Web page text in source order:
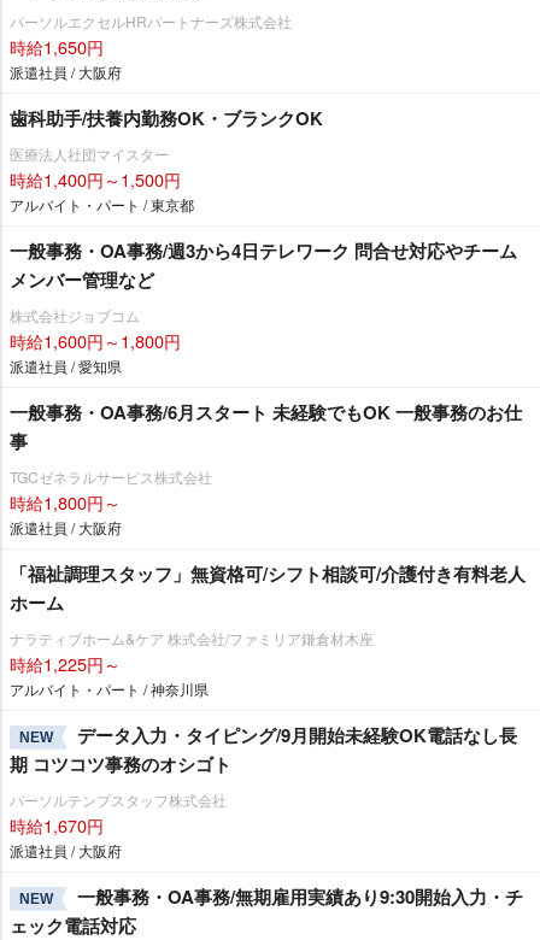
パーソルエクセルHRパートナーズ株式会社
時給1,650円
派遣社員 / 大阪府
歯科助手/扶養内勤務OK・ブランクOK
医療法人社団マイスター
時給1,400円～1,500円
アルバイト・パート / 東京都
一般事務・OA事務/週3から4日テレワーク 問合せ対応やチーム
メンバー管理など
株式会社ジョブコム
時給1,600円～1,800円
派遣社員 / 愛知県
一般事務・OA事務/6月スタート 未経験でもOK 一般事務のお仕
事
TGCゼネラルサービス株式会社
時給1,800円～
派遣社員 / 大阪府
「福祉調理スタッフ」無資格可/シフト相談可/介護付き有料老人
ホーム
ナラティブホーム&ケア 株式会社/ファミリア鎌倉材木座
時給1,225円～
アルバイト・パート / 神奈川県
NEW
データ入力・タイピング/9月開始未経験OK電話なし長
期 コツコツ事務のオシゴト
パーソルテンプスタッフ株式会社
時給1,670円
派遣社員 / 大阪府
NEW
一般事務・OA事務/無期雇用実績あり9:30開始入力・チ
ェック電話対応